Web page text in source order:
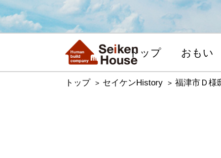
トップ おもい
トップ セイケンHistory 福津市Ｄ様